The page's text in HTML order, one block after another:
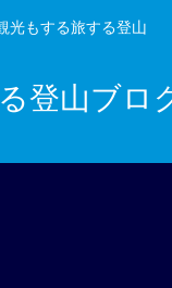
光もする旅する登山
登山ブロ